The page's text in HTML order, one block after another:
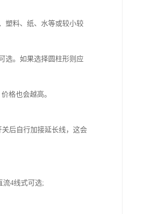
塑料、纸、水等或较小较
选。如果选择圆柱形则应
格也会越高。
后自行加接延长线，这会
流4线式可选;